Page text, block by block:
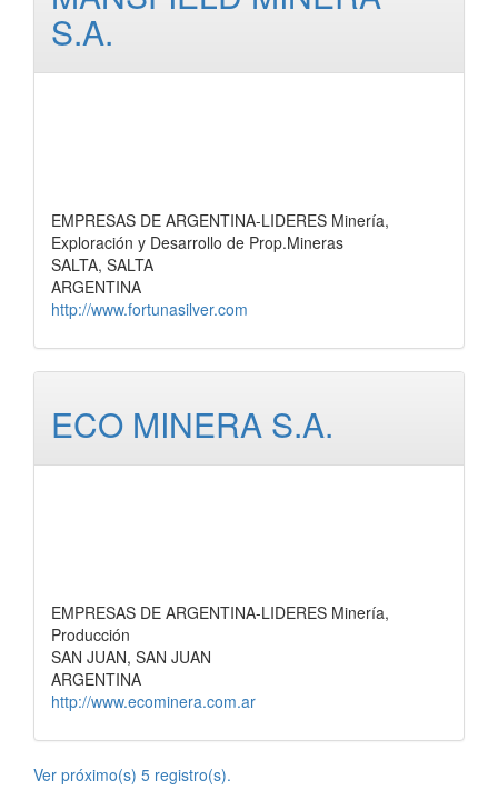
S.A.
EMPRESAS DE ARGENTINA-LIDERES Minería,
Exploración y Desarrollo de Prop.Mineras
SALTA, SALTA
ARGENTINA
http://www.fortunasilver.com
ECO MINERA S.A.
EMPRESAS DE ARGENTINA-LIDERES Minería,
Producción
SAN JUAN, SAN JUAN
ARGENTINA
http://www.ecominera.com.ar
Ver próximo(s) 5 registro(s).